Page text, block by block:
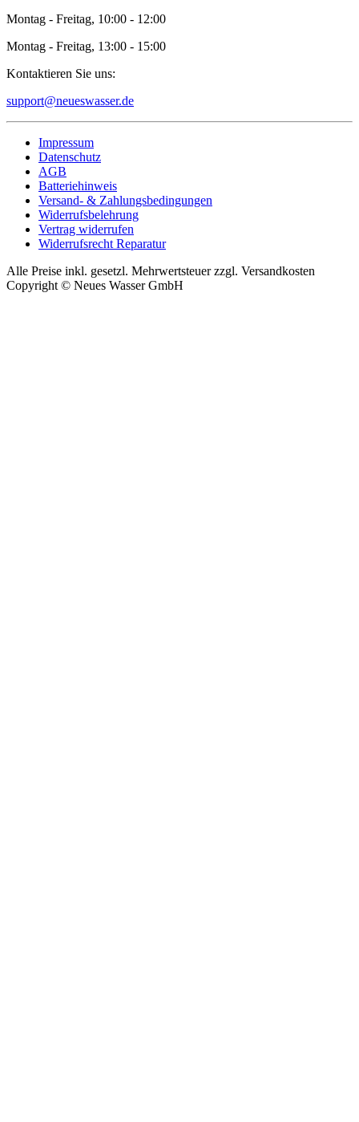
Montag - Freitag, 10:00 - 12:00
Montag - Freitag, 13:00 - 15:00
Kontaktieren Sie uns:
support@neueswasser.de
Impressum
Datenschutz
AGB
Batteriehinweis
Versand- & Zahlungsbedingungen
Widerrufsbelehrung
Vertrag widerrufen
Widerrufsrecht Reparatur
Alle Preise inkl. gesetzl. Mehrwertsteuer zzgl. Versandkosten
Copyright © Neues Wasser GmbH